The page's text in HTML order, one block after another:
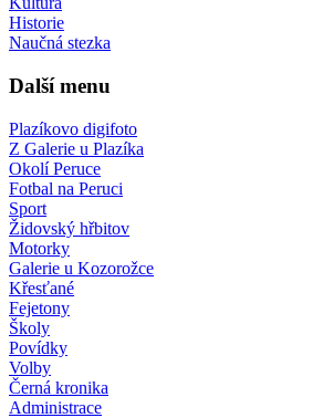
Historie
Naučná stezka
Další menu
Plazíkovo digifoto
Z Galerie u Plazíka
Okolí Peruce
Fotbal na Peruci
Sport
Židovský hřbitov
Motorky
Galerie u Kozorožce
Křesťané
Fejetony
Školy
Povídky
Volby
Černá kronika
Administrace